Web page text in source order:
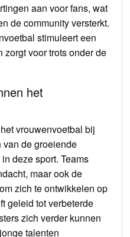
aan voor fans, wat
de community versterkt.
stimuleert een
zorgt voor trots onder de
het
vrouwenvoetbal bij
van de groeiende
deze sport. Teams
maar ook de
zich te ontwikkelen op
geleid tot verbeterde
zich verder kunnen
talenten